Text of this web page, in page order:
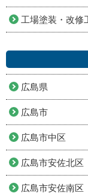
工場塗装・改修
広島県
広島市
広島市中区
広島市安佐北区
広島市安佐南区